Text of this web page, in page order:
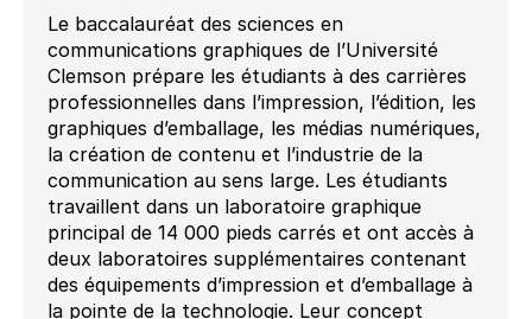
Le baccalauréat des sciences en
communications graphiques de l’Université
Clemson prépare les étudiants à des carrières
professionnelles dans l’impression, l’édition, les
graphiques d’emballage, les médias numériques,
la création de contenu et l’industrie de la
communication au sens large. Les étudiants
travaillent dans un laboratoire graphique
principal de 14 000 pieds carrés et ont accès à
deux laboratoires supplémentaires contenant
des équipements d’impression et d’emballage à
la pointe de la technologie. Leur concept